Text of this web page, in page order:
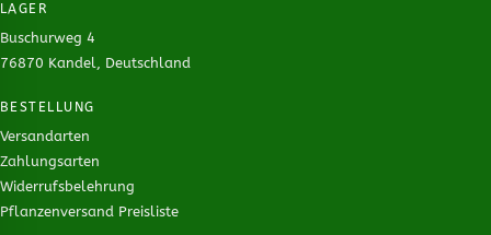
LAGER
Buschurweg 4
76870 Kandel, Deutschland
BESTELLUNG
Versandarten
Zahlungsarten
Widerrufsbelehrung
Pflanzenversand Preisliste